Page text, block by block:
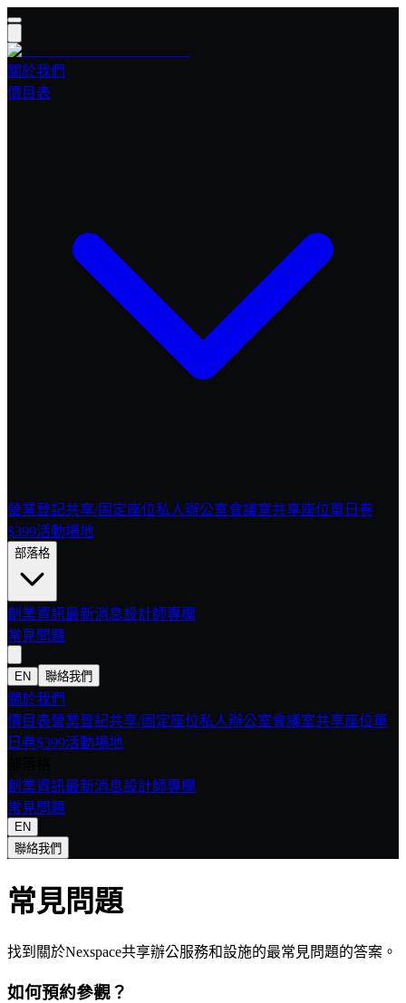
關於我們
價目表
營業登記共享/固定座位私人辦公室會議室共享座位單日卷
$399活動場地
部落格
創業資訊最新消息設計師專欄
常見問題
EN 聯絡我們
關於我們
價目表營業登記共享/固定座位私人辦公室會議室共享座位單
日卷$399活動場地
創業資訊最新消息設計師專欄
常見問題
EN
聯絡我們
常見問題
找到關於Nexspace共享辦公服務和設施的最常見問題的答案。
如何預約參觀？